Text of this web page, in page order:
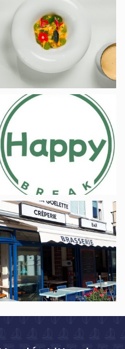
Maison
Hotel-
Restaurant